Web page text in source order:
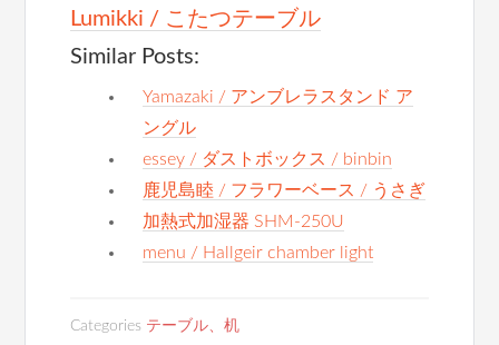
Lumikki / こたつテーブル
Similar Posts:
Yamazaki / アンブレラスタンド ア
ングル
essey / ダストボックス / binbin
鹿児島睦 / フラワーベース / うさぎ
加熱式加湿器 SHM-250U
menu / Hallgeir chamber light
Categories テーブル、机